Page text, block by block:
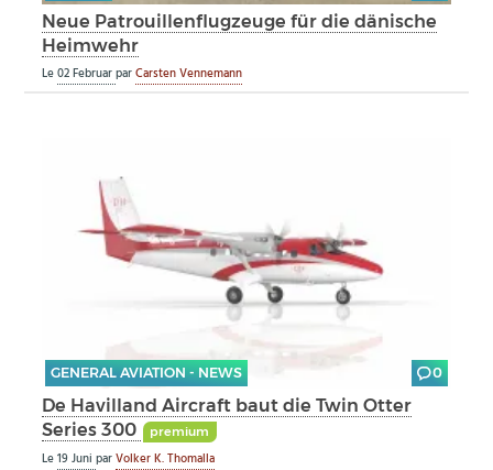
Neue Patrouillenflugzeuge für die dänische
Heimwehr
Le02 FebruarparCarsten Vennemann
GENERAL AVIATION - NEWS 0
De Havilland Aircraft baut die Twin Otter
Series 300
premium
Le19 JuniparVolker K. Thomalla